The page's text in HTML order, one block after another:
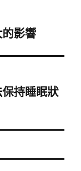
影響
持睡眠狀